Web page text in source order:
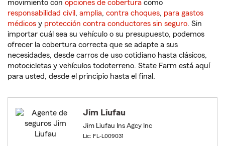
movimiento con opciones de cobertura como
responsabilidad civil , amplia, contra choques, para gastos
médicos y protección contra conductores sin seguro. Sin
importar cuál sea su vehículo o su presupuesto, podemos
ofrecer la cobertura correcta que se adapte a sus
necesidades, desde carros de uso cotidiano hasta clásicos,
motocicletas y vehículos todoterreno. State Farm está aquí
para usted, desde el principio hasta el final.
Jim Liufau
Jim Liufau Ins Agcy Inc
Lic: FL-L009031